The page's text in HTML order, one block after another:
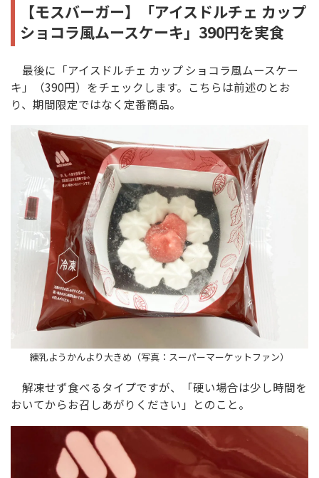
【モスバーガー】「アイスドルチェ カップ
ショコラ風ムースケーキ」390円を実食
最後に「アイスドルチェ カップ ショコラ風ムースケー
キ」（390円）をチェックします。こちらは前述のとお
り、期間限定ではなく定番商品。
練乳ようかんより大きめ（写真：スーパーマーケットファン）
解凍せず食べるタイプですが、「硬い場合は少し時間を
おいてからお召しあがりください」とのこと。